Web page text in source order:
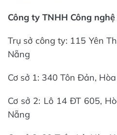
Công ty TNHH Công
Trụ sở công ty: 115 Yên
Nẵng
Cơ sở 1: 340 Tôn Đản,
Cơ sở 2: Lô 14 ĐT 605,
Nẵng